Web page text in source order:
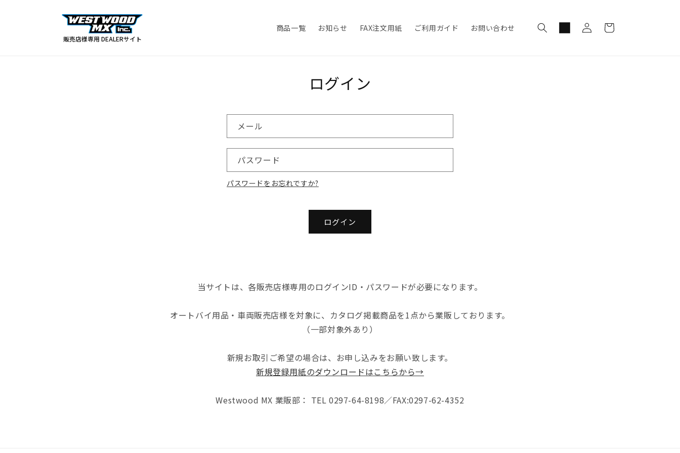
販売店様専用 DEALERサイト
商品一覧 お知らせ FAX注文用紙 ご利用ガイド お問い合わせ
グ
イ
ー
ログイン
メール
パスワード
パスワードをお忘れですか?
ログイン
当サイトは、各販売店様専用のログインID・パスワードが必要になります。
オートバイ用品・車両販売店様を対象に、カタログ掲載商品を1点から業販しております。
（一部対象外あり）
新規お取引ご希望の場合は、お申し込みをお願い致します。
新規登録用紙のダウンロードはこちらから→
Westwood MX 業販部： TEL 0297-64-8198／FAX:0297-62-4352